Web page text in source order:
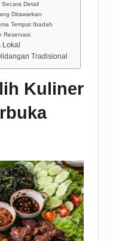
Detail
Ditawarkan
Tempat Ibadah
Reservasi
Tradisional
Kuliner